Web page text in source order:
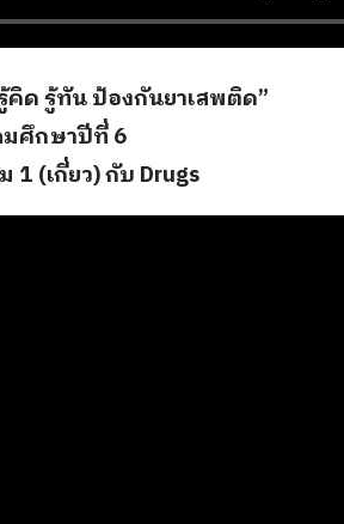
คิด รู้ทัน ป้องกันยาเสพติด”
ศึกษาปีที่ 6
1 (เกี่ยว) กับ Drugs